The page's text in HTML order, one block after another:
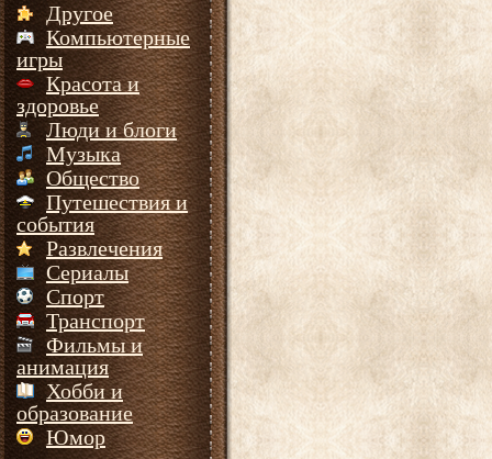
Другое
Компьютерные
игры
Красота и
здоровье
Люди и блоги
Музыка
Общество
Путешествия и
события
Развлечения
Сериалы
Спорт
Транспорт
Фильмы и
анимация
Хобби и
образование
Юмор